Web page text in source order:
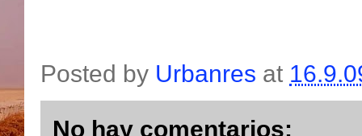
Posted by Urbanres at
No hay comentarios: